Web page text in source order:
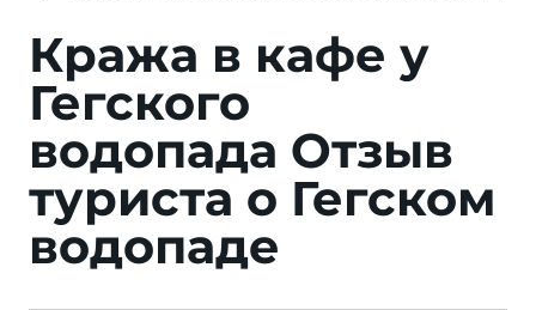
Кража в кафе у
Гегского
водопада Отзыв
туриста о Гегском
водопаде